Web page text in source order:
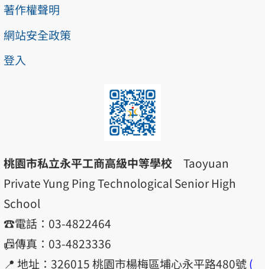
著作權聲明
網站安全政策
登入
桃園市私立永平工商高級中等學校 Taoyuan
Private Yung Ping Technological Senior High
School
☎️電話：03-4822464
📠傳真：03-4823336
📍 地址：326015 桃園市楊梅區埔心永平路480號(